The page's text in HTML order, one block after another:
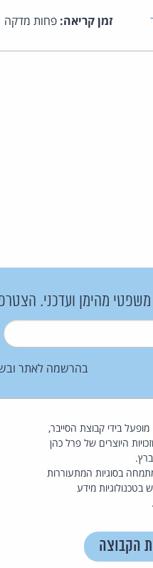
זמן קריאה: פחות מדקה
משפטי מהימן ועדכני.
בהרשמה לאתר
law.co.il מופעל בידי קבוצת הסייבר,
היוצרים של פרל כהן
בסוגיות המתעוררות
בטכנולוגיות מידע
הקבוצה